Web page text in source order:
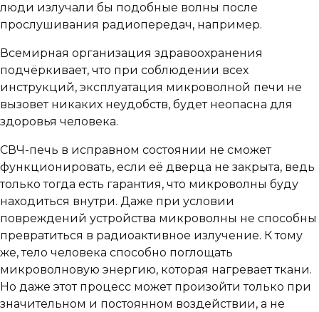
люди излучали бы подобные волны после
прослушивания радиопередач, например.
Всемирная организация здравоохранения
подчёркивает, что при соблюдении всех
инструкций, эксплуатация микроволной печи не
вызовет никаких неудобств, будет неопасна для
здоровья человека.
СВЧ-печь в исправном состоянии не сможет
функционировать, если её дверца не закрыта, ведь
только тогда есть гарантия, что микроволны буду
находиться внутри. Даже при условии
повреждений устройства микроволны не способны
превратиться в радиоактивное излучение. К тому
же, тело человека способно поглощать
микроволновую энергию, которая нагревает ткани.
Но даже этот процесс может произойти только при
значительном и постоянном воздействии, а не